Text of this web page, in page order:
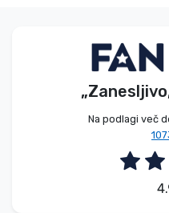
Na podlagi več
Blagovne znamke